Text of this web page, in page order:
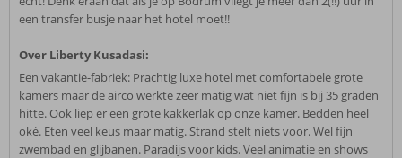
een transfer busje naar het hotel moet!!
Over Liberty Kusadasi:
Een vakantie-fabriek: Prachtig luxe hotel met comfortabele grote
kamers maar de airco werkte zeer matig wat niet fijn is bij 35 graden
hitte. Ook liep er een grote kakkerlak op onze kamer. Bedden heel
oké. Eten veel keus maar matig. Strand stelt niets voor. Wel fijn
zwembad en glijbanen. Paradijs voor kids. Veel animatie en shows